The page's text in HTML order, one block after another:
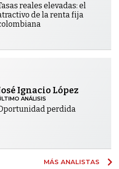
reales elevadas: el
de la renta fija
Ignacio López
ANÁLISIS
perdida
MÁS ANALISTAS